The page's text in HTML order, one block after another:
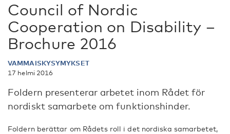
Council of Nordic
Cooperation on Disability –
Brochure 2016
VAMMAISKYSYMYKSET
17 helmi 2016
Foldern presenterar arbetet inom Rådet för
nordiskt samarbete om funktionshinder.
Foldern berättar om Rådets roll i det nordiska samarbetet,